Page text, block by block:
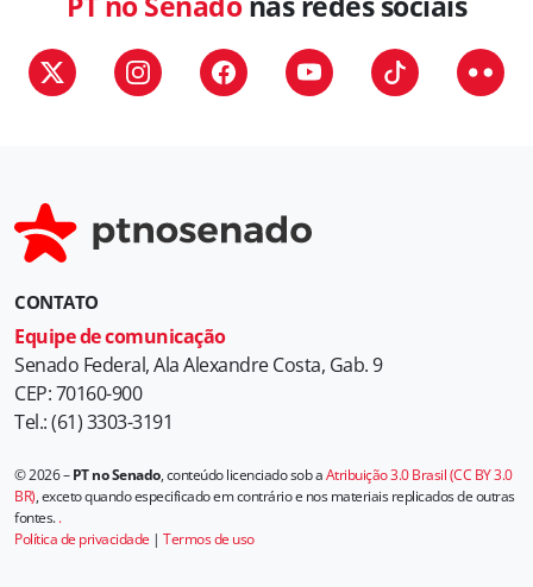
CONTATO
Equipe de comunicação
Senado Federal, Ala Alexandre Costa, Gab. 9
CEP: 70160-900
Tel.: (61) 3303-3191
© 2026 –PT no Senado, conteúdo licenciado sob aAtribuição 3.0 Brasil (CC BY 3.0
BR), exceto quando especificado em contrário e nos materiais replicados de outras
fontes..
Política de privacidade | Termos de uso